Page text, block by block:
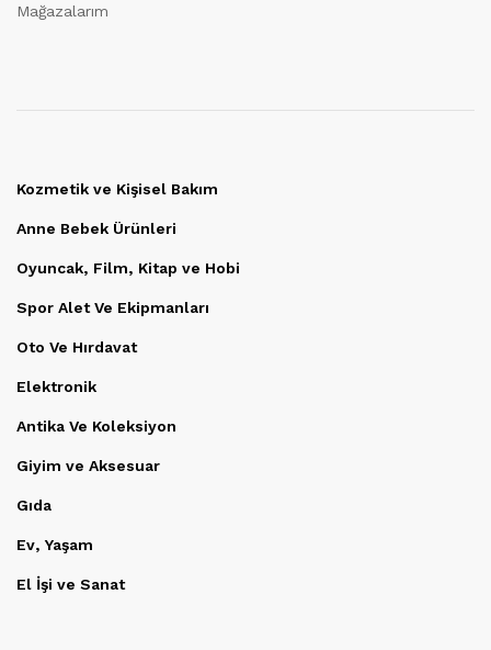
Mağazalarım
Kozmetik ve Kişisel Bakım
Anne Bebek Ürünleri
Oyuncak, Film, Kitap ve Hobi
Spor Alet Ve Ekipmanları
Oto Ve Hırdavat
Elektronik
Antika Ve Koleksiyon
Giyim ve Aksesuar
Gıda
Ev, Yaşam
El İşi ve Sanat